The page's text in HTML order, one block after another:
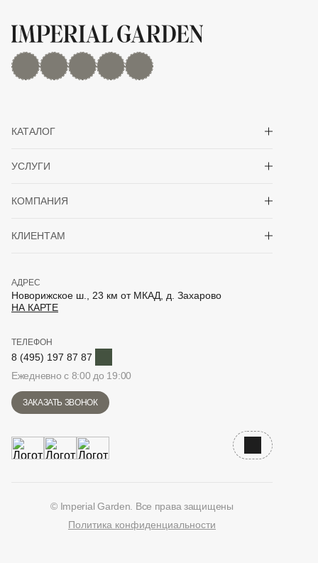
MAX Дзен YouTuberutubeTelegram
КАТАЛОГ
УСЛУГИ
КОМПАНИЯ
КЛИЕНТАМ
АДРЕС
Новорижское ш., 23 км от МКАД, д. Захарово
НА КАРТЕ
ТЕЛЕФОН
8 (495) 197 87 87
Ежедневно с 8:00 до 19:00
ЗАКАЗАТЬ ЗВОНОК
Наверх
© Imperial Garden. Все права защищены
Политика конфиденциальности